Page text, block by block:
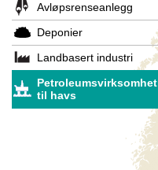
Avløpsrenseanlegg
Deponier
Landbasert industri
Petroleumsvirksomhet
til havs